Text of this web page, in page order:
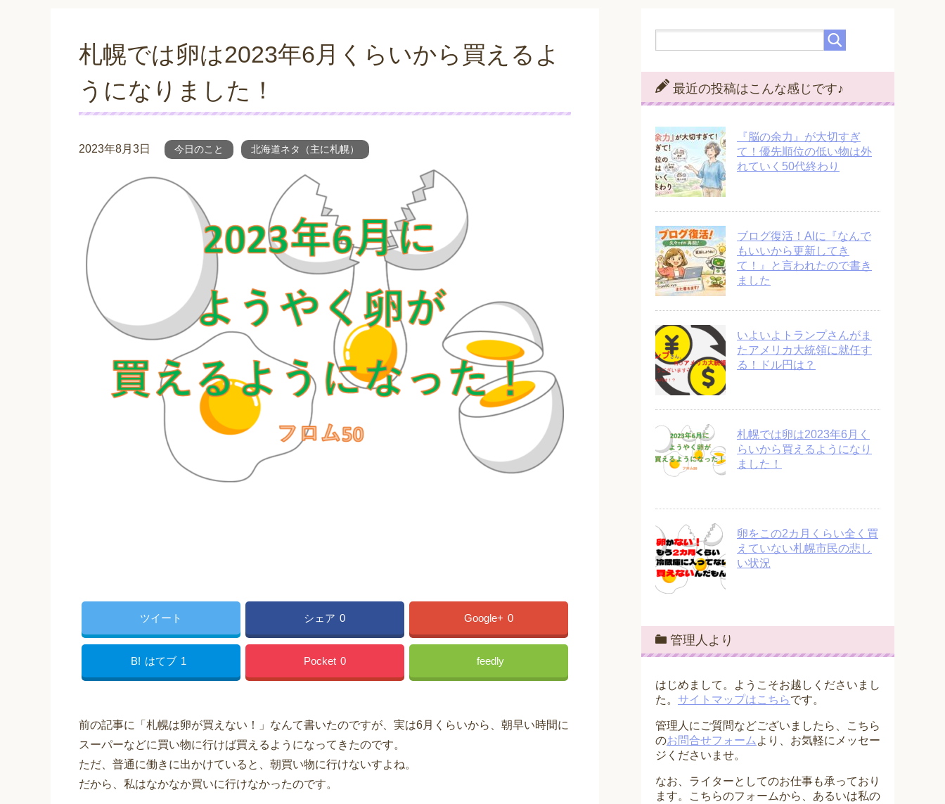
札幌では卵は2023年6月くらいから買えるよ
うになりました！
2023年8月3日 今日のこと 北海道ネタ（主に札幌）
ツイート シェア 0 Google+ 0
B! はてブ 1 Pocket 0 feedly
前の記事に「札幌は卵が買えない！」なんて書いたのですが、実は6月くらいから、朝早い時間に
スーパーなどに買い物に行けば買えるようになってきたのです。
ただ、普通に働きに出かけていると、朝買い物に行けないすよね。
だから、私はなかなか買いに行けなかったのです。
最近の投稿はこんな感じです♪
『脳の余力』が大切すぎ
て！優先順位の低い物は外
れていく50代終わり
ブログ復活！AIに『なんで
もいいから更新してき
て！』と言われたので書き
ました
いよいよトランプさんがま
たアメリカ大統領に就任す
る！ドル円は？
札幌では卵は2023年6月く
らいから買えるようになり
ました！
卵をこの2カ月くらい全く買
えていない札幌市民の悲し
い状況
管理人より
はじめまして。ようこそお越しくださいまし
た。 サイトマップはこちらです。
管理人にご質問などございましたら、こちら
のお問合せフォーム より、お気軽にメッセー
ジくださいませ。
なお、ライターとしてのお仕事も承っており
ます。こちらのフォームから、あるいは私の